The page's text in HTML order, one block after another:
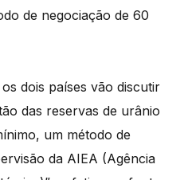
de negociação de 60
dois países vão discutir
das reservas de urânio
um método de
da AIEA (Agência